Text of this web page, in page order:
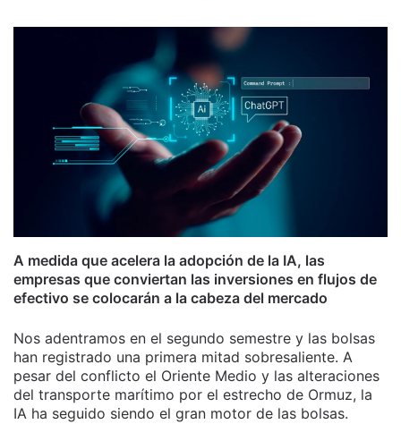
A medida que acelera la adopción de la IA, las
empresas que conviertan las inversiones en flujos de
efectivo se colocarán a la cabeza del mercado
Nos adentramos en el segundo semestre y las bolsas
han registrado una primera mitad sobresaliente. A
pesar del conflicto el Oriente Medio y las alteraciones
del transporte marítimo por el estrecho de Ormuz, la
IA ha seguido siendo el gran motor de las bolsas.